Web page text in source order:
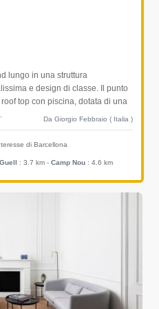
lungo in una struttura
e design di classe. Il punto
top con piscina, dotata di una
Da Giorgio Febbraio ( Italia )
di Barcellona
: 3.7 km - Camp Nou : 4.6 km